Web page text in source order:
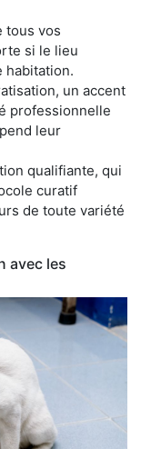
tous vos
si le lieu
habitation.
un accent
professionnelle
leur
qualifiante, qui
curatif
de toute variété
avec les